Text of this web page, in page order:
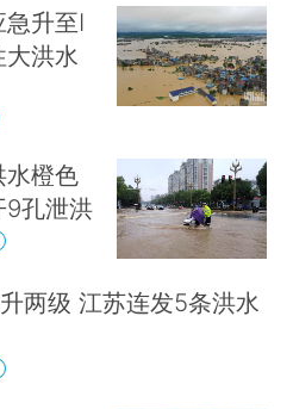
升至I
洪水
水橙色
9孔泄洪
两级 江苏连发5条洪水